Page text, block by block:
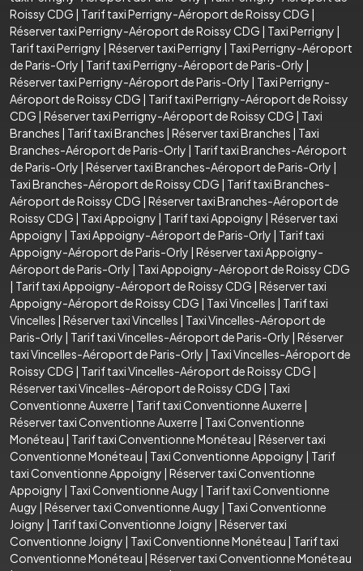
Roissy CDG | Tarif taxi Perrigny-Aéroport de Roissy CDG |
Réserver taxi Perrigny-Aéroport de Roissy CDG | Taxi Perrigny |
Tarif taxi Perrigny | Réserver taxi Perrigny | Taxi Perrigny-Aéroport
de Paris-Orly | Tarif taxi Perrigny-Aéroport de Paris-Orly |
Réserver taxi Perrigny-Aéroport de Paris-Orly | Taxi Perrigny-
Aéroport de Roissy CDG | Tarif taxi Perrigny-Aéroport de Roissy
CDG | Réserver taxi Perrigny-Aéroport de Roissy CDG | Taxi
Branches | Tarif taxi Branches | Réserver taxi Branches | Taxi
Branches-Aéroport de Paris-Orly | Tarif taxi Branches-Aéroport
de Paris-Orly | Réserver taxi Branches-Aéroport de Paris-Orly |
Taxi Branches-Aéroport de Roissy CDG | Tarif taxi Branches-
Aéroport de Roissy CDG | Réserver taxi Branches-Aéroport de
Roissy CDG | Taxi Appoigny | Tarif taxi Appoigny | Réserver taxi
Appoigny | Taxi Appoigny-Aéroport de Paris-Orly | Tarif taxi
Appoigny-Aéroport de Paris-Orly | Réserver taxi Appoigny-
Aéroport de Paris-Orly | Taxi Appoigny-Aéroport de Roissy CDG
| Tarif taxi Appoigny-Aéroport de Roissy CDG | Réserver taxi
Appoigny-Aéroport de Roissy CDG | Taxi Vincelles | Tarif taxi
Vincelles | Réserver taxi Vincelles | Taxi Vincelles-Aéroport de
Paris-Orly | Tarif taxi Vincelles-Aéroport de Paris-Orly | Réserver
taxi Vincelles-Aéroport de Paris-Orly | Taxi Vincelles-Aéroport de
Roissy CDG | Tarif taxi Vincelles-Aéroport de Roissy CDG |
Réserver taxi Vincelles-Aéroport de Roissy CDG | Taxi
Conventionne Auxerre | Tarif taxi Conventionne Auxerre |
Réserver taxi Conventionne Auxerre | Taxi Conventionne
Monéteau | Tarif taxi Conventionne Monéteau | Réserver taxi
Conventionne Monéteau | Taxi Conventionne Appoigny | Tarif
taxi Conventionne Appoigny | Réserver taxi Conventionne
Appoigny | Taxi Conventionne Augy | Tarif taxi Conventionne
Augy | Réserver taxi Conventionne Augy | Taxi Conventionne
Joigny | Tarif taxi Conventionne Joigny | Réserver taxi
Conventionne Joigny | Taxi Conventionne Monéteau | Tarif taxi
Conventionne Monéteau | Réserver taxi Conventionne Monéteau